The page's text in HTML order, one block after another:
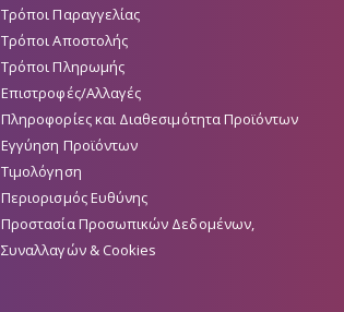
Τρόποι Παραγγελίας
Τρόποι Αποστολής
Τρόποι Πληρωμής
Επιστροφές/Αλλαγές
Πληροφορίες και Διαθεσιμότητα Προϊόντων
Εγγύηση Προϊόντων
Τιμολόγηση
Περιορισμός Ευθύνης
Προστασία Προσωπικών Δεδομένων,
Συναλλαγών & Cookies